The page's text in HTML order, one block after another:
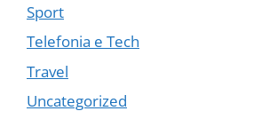
Sport
Telefonia e Tech
Travel
Uncategorized